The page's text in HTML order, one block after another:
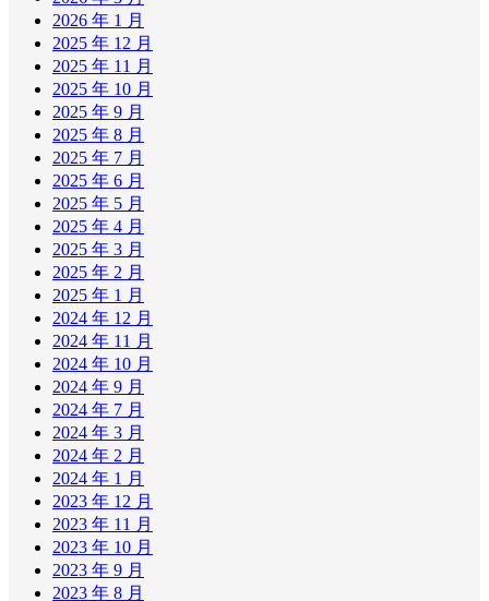
2026 年 1 月
2025 年 12 月
2025 年 11 月
2025 年 10 月
2025 年 9 月
2025 年 8 月
2025 年 7 月
2025 年 6 月
2025 年 5 月
2025 年 4 月
2025 年 3 月
2025 年 2 月
2025 年 1 月
2024 年 12 月
2024 年 11 月
2024 年 10 月
2024 年 9 月
2024 年 7 月
2024 年 3 月
2024 年 2 月
2024 年 1 月
2023 年 12 月
2023 年 11 月
2023 年 10 月
2023 年 9 月
2023 年 8 月